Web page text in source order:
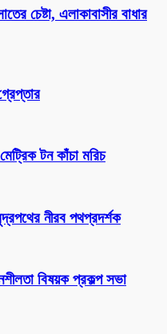
চেষ্টা, এলাকাবাসীর বাধার
টন কাঁচা মরিচ
নীরব পথপ্রদর্শক
বিষয়ক প্রকল্প সভা